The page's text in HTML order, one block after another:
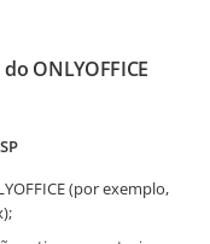
ONLYOFFICE
(por exemplo,
);